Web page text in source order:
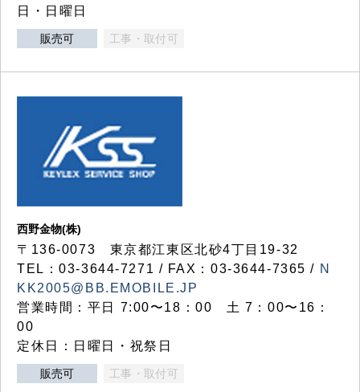
日・日曜日
販売可 工事・取付可
西野金物(株)
〒136-0073 東京都江東区北砂4丁目19-32
TEL：03‐3644‐7271 / FAX：03-3644-7365 / N
KK2005@BB.EMOBILE.JP
営業時間：平日 7:00〜18：00 土 7：00〜16：
00
定休日：日曜日・祝祭日
販売可 工事・取付可